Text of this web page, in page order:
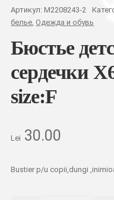
Артикул: M2208243-2
белье, Одежда и обувь
Бюстье
сердечки
size:F
Lei 30.00
Bustier p/u copii,dungi